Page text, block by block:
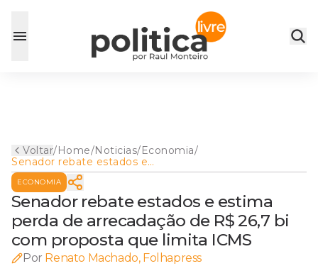
Voltar/Home/Noticias/Economia/
Senador rebate estados e
estima perda de arrecadação
de R$ 26,7 bi com proposta
que limita ICMS
ECONOMIA
Senador rebate estados e estima
perda de arrecadação de R$ 26,7 bi
com proposta que limita ICMS
Por Renato Machado, Folhapress